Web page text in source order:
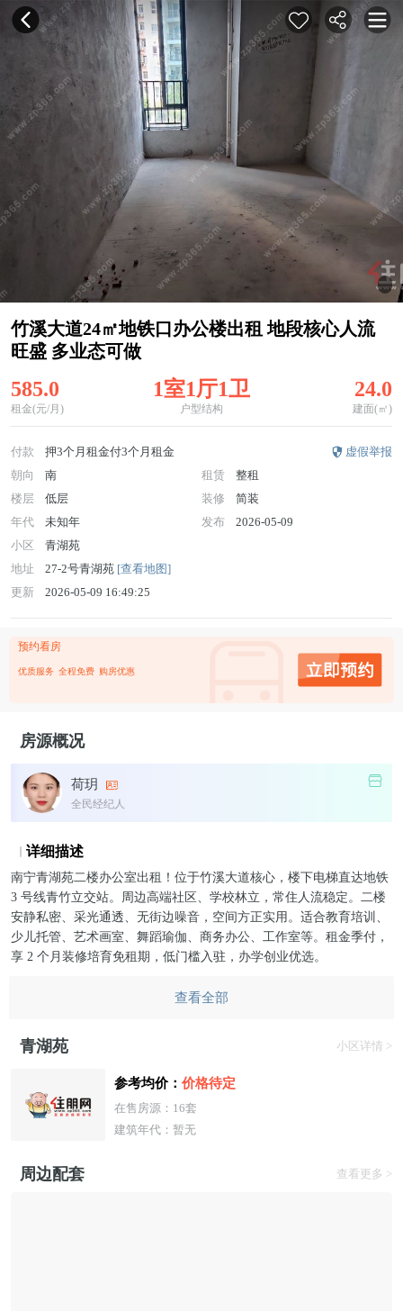
竹溪大道24㎡地铁口办公楼出租 地段核心人流
旺盛 多业态可做
585.0
租金(元/月)
1室1厅1卫
户型结构
24.0
建面(㎡)
虚假举报
付款
押3个月租金付3个月租金
朝向
南 租赁
整租
楼层
低层 装修
简装
年代
未知年 发布
2026-05-09
小区
青湖苑
地址
27-2号青湖苑 [查看地图]
更新
2026-05-09 16:49:25
预约看房
优质服务 全程免费 购房优惠
房源概况
荷玥
全民经纪人
详细描述
南宁青湖苑二楼办公室出租！位于竹溪大道核心，楼下电梯直达地铁
3 号线青竹立交站。周边高端社区、学校林立，常住人流稳定。二楼
安静私密、采光通透、无街边噪音，空间方正实用。适合教育培训、
少儿托管、艺术画室、舞蹈瑜伽、商务办公、工作室等。租金季付，
享 2 个月装修培育免租期，低门槛入驻，办学创业优选。
查看全部
青湖苑 小区详情 >
参考均价： 价格待定
在售房源：16套
建筑年代：暂无
周边配套 查看更多 >